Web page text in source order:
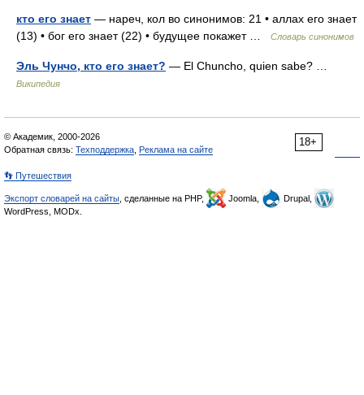
кто его знает — нареч, кол во синонимов: 21 • аллах его знает
(13) • бог его знает (22) • будущее покажет …
Словарь синонимов
Эль Чунчо, кто его знает? — El Chuncho, quien sabe? …
Википедия
18+
© Академик, 2000-2026
Обратная связь: Техподдержка Реклама на сайте
👣 Путешествия
Экспорт словарей на сайты , сделанные на PHP, Joomla,
Drupal,
WordPress, MODx.